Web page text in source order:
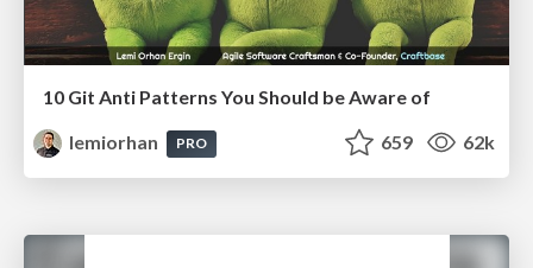
10 Git Anti Patterns You Should be Aware of
lemiorhan
PRO 659 62k